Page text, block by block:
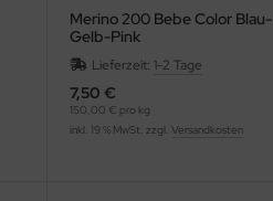
Merino 200 Bebe Color Blau-
Gelb-Pink
Lieferzeit: 1-2 Tage
7,50 €
150,00 € pro kg
inkl. 19 % MwSt. zzgl. Versandkosten